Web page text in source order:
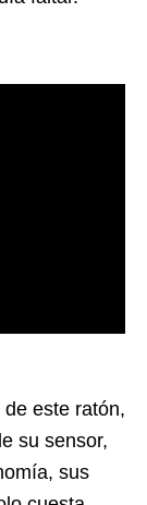
este ratón,
su sensor,
sus